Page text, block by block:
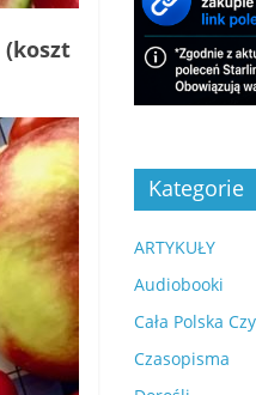
(koszt
Kategorie
ARTYKUŁY
Audiobooki
Cała Polska
Czasopisma